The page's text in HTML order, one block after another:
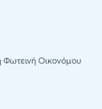
Φωτεινή Οικονόμου